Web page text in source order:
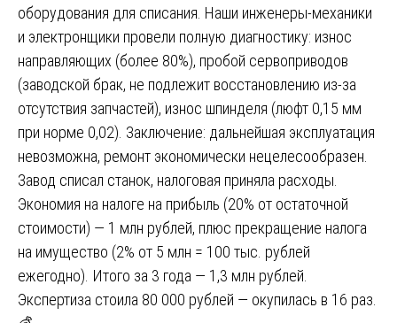
оборудования для списания. Наши инженеры-механики
и электронщики провели полную диагностику: износ
направляющих (более 80%), пробой сервоприводов
(заводской брак, не подлежит восстановлению из-за
отсутствия запчастей), износ шпинделя (люфт 0,15 мм
при норме 0,02). Заключение: дальнейшая эксплуатация
невозможна, ремонт экономически нецелесообразен.
Завод списал станок, налоговая приняла расходы.
Экономия на налоге на прибыль (20% от остаточной
стоимости) — 1 млн рублей, плюс прекращение налога
на имущество (2% от 5 млн = 100 тыс. рублей
ежегодно). Итого за 3 года — 1,3 млн рублей.
Экспертиза стоила 80 000 рублей — окупилась в 16 раз.